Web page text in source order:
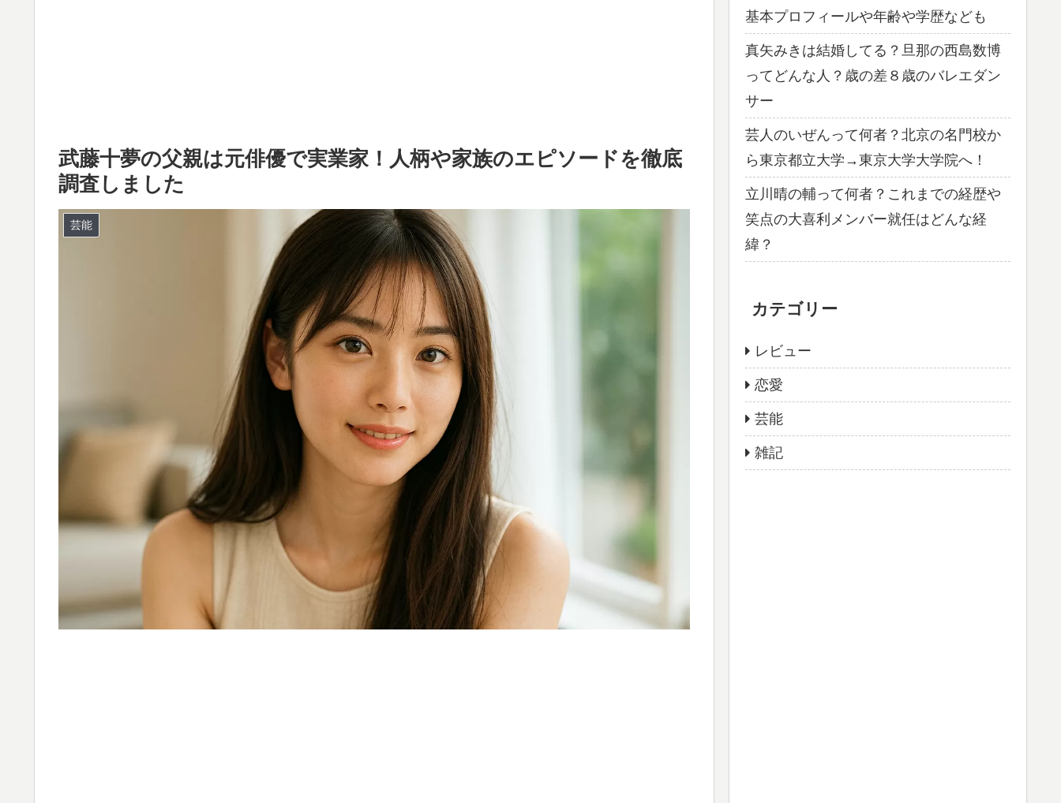
武藤十夢の父親は元俳優で実業家！人柄や家族のエピソードを徹底
調査しました
芸能
基本プロフィールや年齢や学歴なども
真矢みきは結婚してる？旦那の西島数博
ってどんな人？歳の差８歳のバレエダン
サー
芸人のいぜんって何者？北京の名門校か
ら東京都立大学→東京大学大学院へ！
立川晴の輔って何者？これまでの経歴や
笑点の大喜利メンバー就任はどんな経
緯？
カテゴリー
レビュー
恋愛
芸能
雑記